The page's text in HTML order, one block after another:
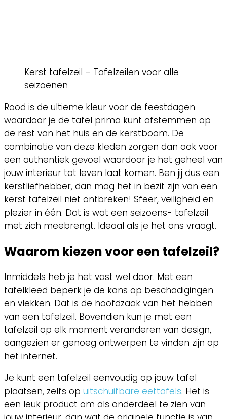
Kerst tafelzeil – Tafelzeilen voor alle
seizoenen
Rood is de ultieme kleur voor de feestdagen
waardoor je de tafel prima kunt afstemmen op
de rest van het huis en de kerstboom. De
combinatie van deze kleden zorgen dan ook voor
een authentiek gevoel waardoor je het geheel van
jouw interieur tot leven laat komen. Ben jij dus een
kerstliefhebber, dan mag het in bezit zijn van een
kerst tafelzeil niet ontbreken! Sfeer, veiligheid en
plezier in één. Dat is wat een seizoens- tafelzeil
met zich meebrengt. Ideaal als je het ons vraagt.
Waarom kiezen voor een tafelzeil?
Inmiddels heb je het vast wel door. Met een
tafelkleed beperk je de kans op beschadigingen
en vlekken. Dat is de hoofdzaak van het hebben
van een tafelzeil. Bovendien kun je met een
tafelzeil op elk moment veranderen van design,
aangezien er genoeg ontwerpen te vinden zijn op
het internet.
Je kunt een tafelzeil eenvoudig op jouw tafel
plaatsen, zelfs op uitschuifbare eettafels. Het is
een leuk product om als onderdeel te zien van